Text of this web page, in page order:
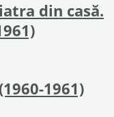
din casă.
1961)